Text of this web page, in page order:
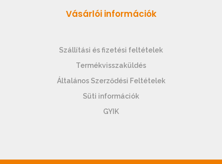
Vásárlói információk
Szállítási és fizetési feltételek
Termékvisszaküldés
Általános Szerződési Feltételek
Süti információk
GYIK